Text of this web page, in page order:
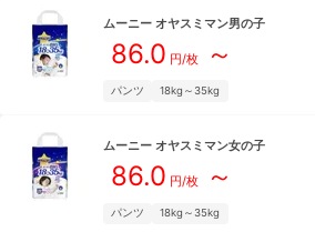
ムーニー オヤスミマン男の子
86.0 円/枚～
パンツ 18kg～35kg
ムーニー オヤスミマン女の子
86.0 円/枚～
パンツ 18kg～35kg